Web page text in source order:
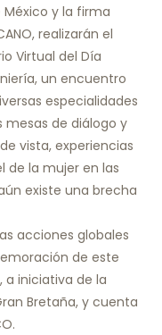
y la firma
realizarán el
Virtual del Día
un encuentro
especialidades
de diálogo y
vista, experiencias
de la mujer en las
existe una brecha
acciones globales
de este
a iniciativa de la
Bretaña, y cuenta